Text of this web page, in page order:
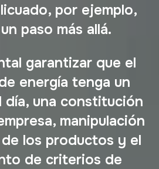
por ejemplo,
paso más allá.
garantizar que el
energía tenga un
día, una constitución
manipulación
los productos y el
de criterios de